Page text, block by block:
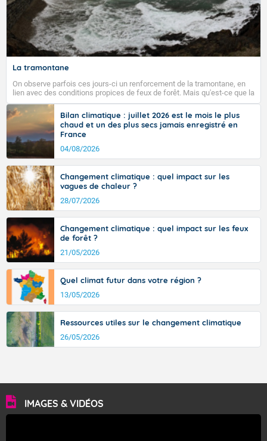
La tramontane
On observe parfois ces jours-ci un renforcement de la tramontane, en
lien avec des conditions propices de feux de forêt. Mais qu'est-ce que la
tramontane ? Quelles sont ses caractéristiques ? La tramontane est un
vent turbulent soufflant de secteur nord-ouest à nord, ou ouest à nord-
ouest, dans un secteur qui part du Roussillon à la vallée de l’Aude et à
l’ouest de l’Hérault. L’étymologie de ce vent vient du latin trasmontanus,
signifiant au-delà des monts, en allusion aux régions montagneuses
d’où provient ce vent.
Bilan climatique : juillet 2026 est le mois le plus
chaud et un des plus secs jamais enregistré en
France
04/08/2026
Changement climatique : quel impact sur les
vagues de chaleur ?
28/07/2026
Changement climatique : quel impact sur les feux
de forêt ?
21/05/2026
Quel climat futur dans votre région ?
13/05/2026
Ressources utiles sur le changement climatique
26/05/2026
IMAGES & VIDÉOS